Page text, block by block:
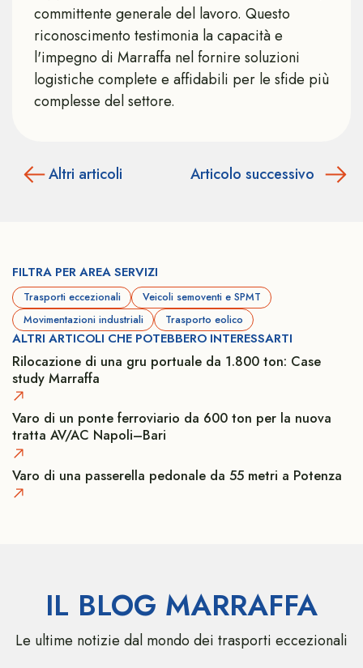
committente generale del lavoro. Questo
riconoscimento testimonia la capacità e
l'impegno di Marraffa nel fornire soluzioni
logistiche complete e affidabili per le sfide più
complesse del settore.
Altri articoli Articolo successivo
FILTRA PER AREA SERVIZI
Trasporti eccezionali
Veicoli semoventi e SPMT
Movimentazioni industriali
Trasporto eolico
ALTRI ARTICOLI CHE POTEBBERO INTERESSARTI
Rilocazione di una gru portuale da 1.800 ton: Case
study Marraffa
Varo di un ponte ferroviario da 600 ton per la nuova
tratta AV/AC Napoli–Bari
Varo di una passerella pedonale da 55 metri a Potenza
IL BLOG MARRAFFA
Le ultime notizie dal mondo dei trasporti eccezionali